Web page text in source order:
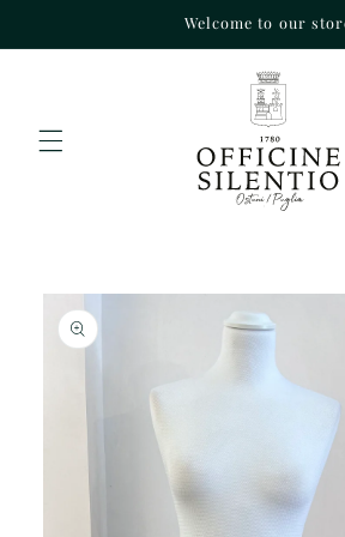
ai contenuti
Welcome to our
Passa alle
informazioni
sul prodotto